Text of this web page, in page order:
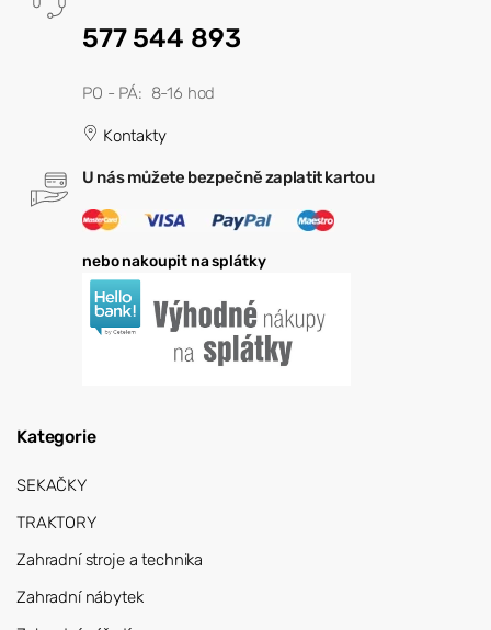
577 544 893
PO - PÁ: 8-16 hod
Kontakty
U nás můžete bezpečně zaplatit kartou
nebo nakoupit na splátky
Kategorie
SEKAČKY
TRAKTORY
Zahradní stroje a technika
Zahradní nábytek